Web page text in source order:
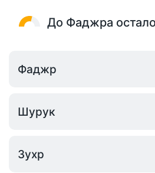
До Фаджра
Фаджр
Шурук
Зухр